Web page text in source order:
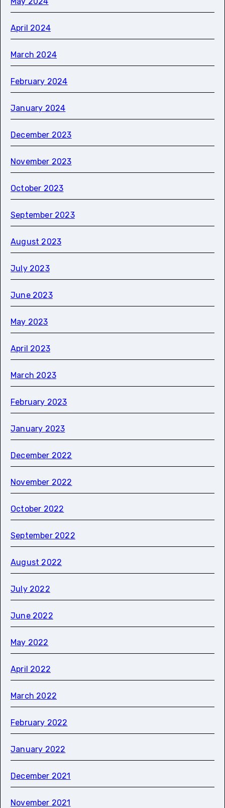
April 2024
March 2024
February 2024
January 2024
December 2023
November 2023
October 2023
September 2023
August 2023
July 2023
June 2023
May 2023
April 2023
March 2023
February 2023
January 2023
December 2022
November 2022
October 2022
September 2022
August 2022
July 2022
June 2022
May 2022
April 2022
March 2022
February 2022
January 2022
December 2021
November 2021